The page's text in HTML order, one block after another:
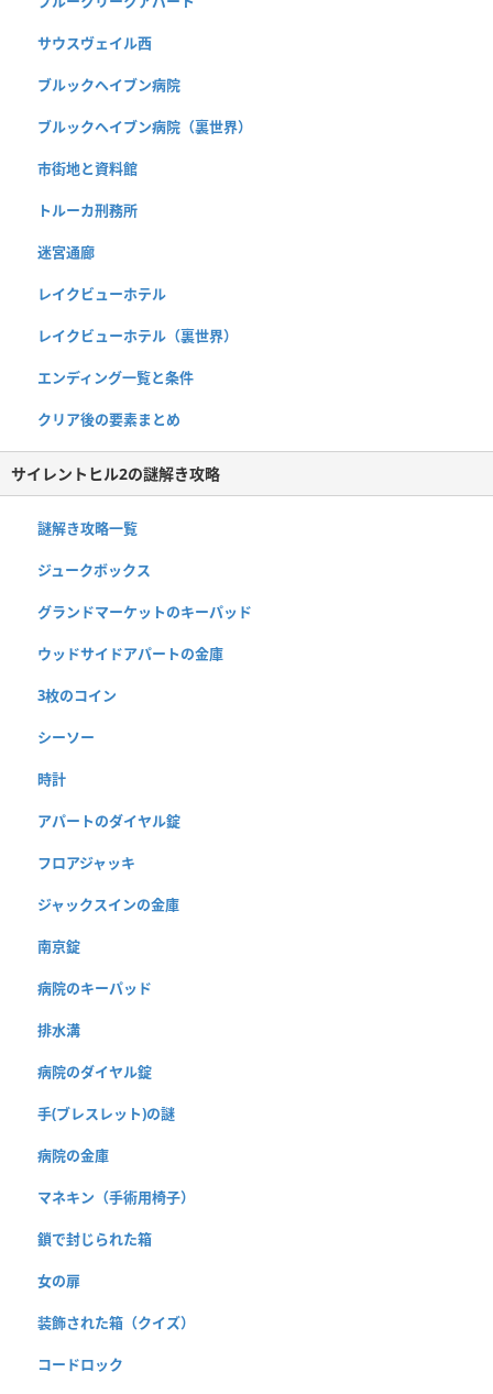
サウスヴェイル西
ブルックヘイブン病院
ブルックヘイブン病院（裏世界）
市街地と資料館
トルーカ刑務所
迷宮通廊
レイクビューホテル
レイクビューホテル（裏世界）
エンディング一覧と条件
クリア後の要素まとめ
サイレントヒル2の謎解き攻略
謎解き攻略一覧
ジュークボックス
グランドマーケットのキーパッド
ウッドサイドアパートの金庫
3枚のコイン
シーソー
時計
アパートのダイヤル錠
フロアジャッキ
ジャックスインの金庫
南京錠
病院のキーパッド
排水溝
病院のダイヤル錠
手(ブレスレット)の謎
病院の金庫
マネキン（手術用椅子）
鎖で封じられた箱
女の扉
装飾された箱（クイズ）
コードロック